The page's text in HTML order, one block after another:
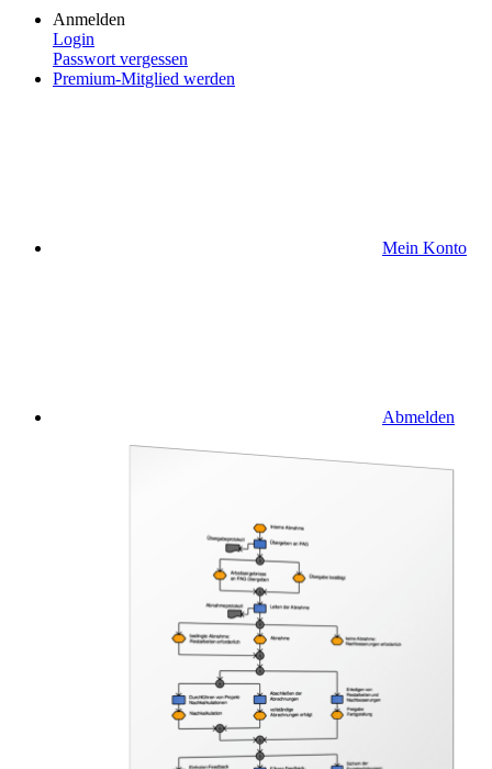
Anmelden
Login
Passwort vergessen
Premium-Mitglied werden
Mein Konto
Abmelden